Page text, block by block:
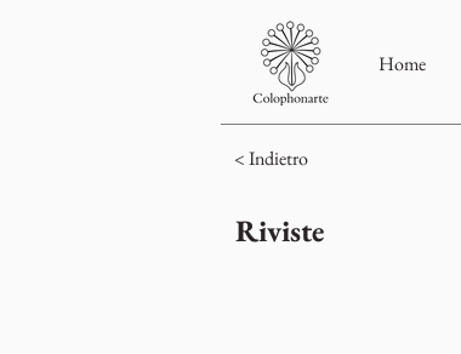
Home
< Indietro
Riviste